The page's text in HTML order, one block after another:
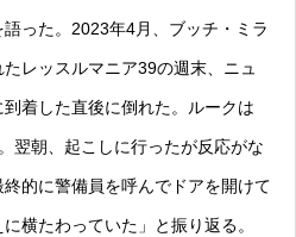
った。2023年4月、ブッチ・ミラ
レッスルマニア39の週末、ニュ
着した直後に倒れた。ルークは
翌朝、起こしに行ったが反応がな
的に警備員を呼んでドアを開けて
横たわっていた」と振り返る。